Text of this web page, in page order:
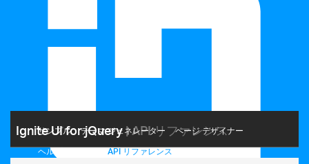
Ignite UI for jQuery| API リファレンス
サンプル テーマ ジェネレーター ページ デザイナー
ヘルプ トピック API リファレンス